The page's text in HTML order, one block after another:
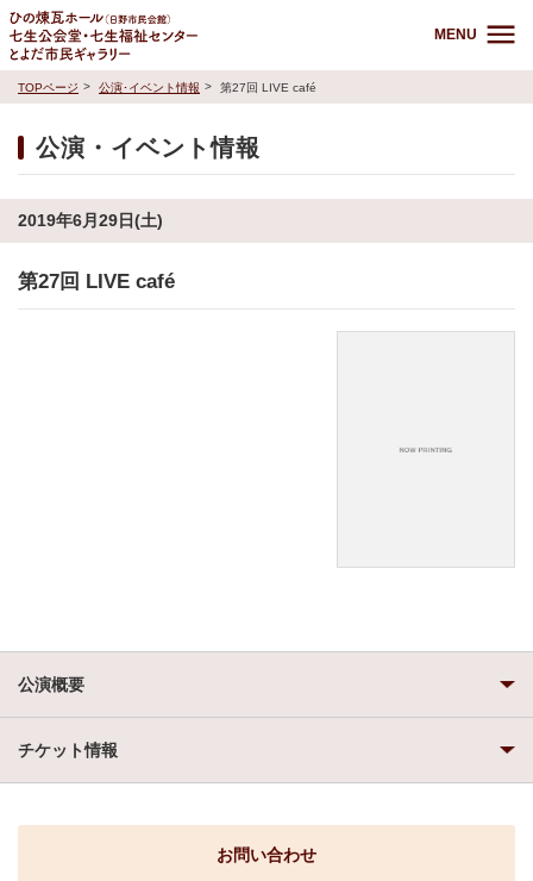
MENU
TOPページ 公演･イベント情報 第27回 LIVE café
公演・イベント情報
2019年6月29日(土)
第27回 LIVE café
公演概要
チケット情報
お問い合わせ